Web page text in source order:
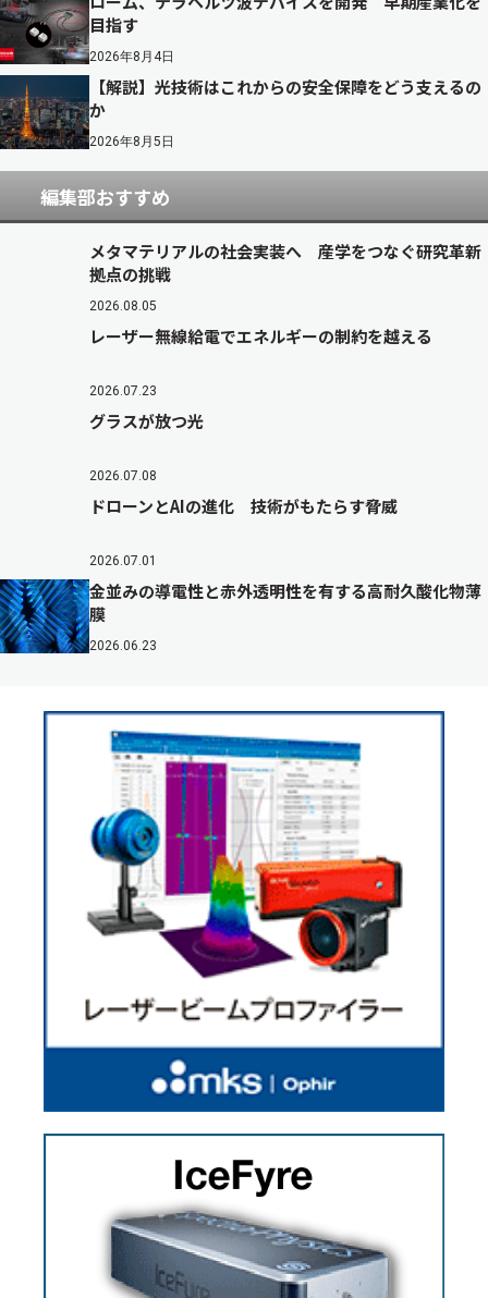
目指す
2026年8月4日
【解説】光技術はこれからの安全保障をどう支えるの
か
2026年8月5日
編集部おすすめ
メタマテリアルの社会実装へ 産学をつなぐ研究革新
拠点の挑戦
2026.08.05
レーザー無線給電でエネルギーの制約を越える
2026.07.23
グラスが放つ光
2026.07.08
ドローンとAIの進化 技術がもたらす脅威
2026.07.01
金並みの導電性と赤外透明性を有する高耐久酸化物薄
膜
2026.06.23